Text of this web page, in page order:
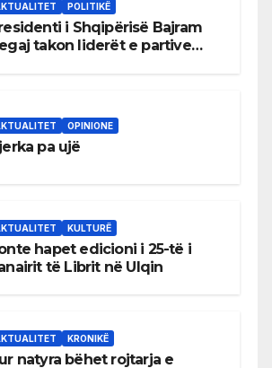
POLITIKË
i Shqipërisë Bajram
takon liderët e partive
OPINIONE
pa ujë
KULTURË
hapet edicioni i 25-të i
të Librit në Ulqin
KRONIKË
natyra bëhet rojtarja e